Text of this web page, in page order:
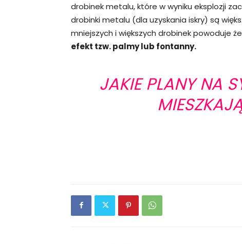
drobinek metalu, które w wyniku eksplozji
drobinki metalu (dla uzyskania iskry) są
mniejszych i większych drobinek powoduje
efekt tzw. palmy lub fontanny.
JAKIE PLANY NA